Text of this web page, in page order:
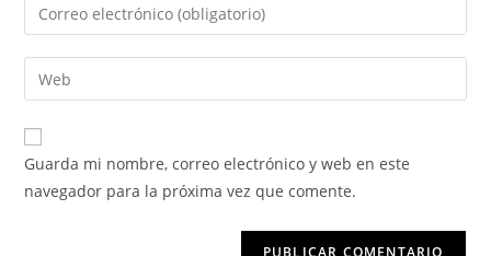
Guarda mi nombre, correo electrónico y web en este
navegador para la próxima vez que comente.